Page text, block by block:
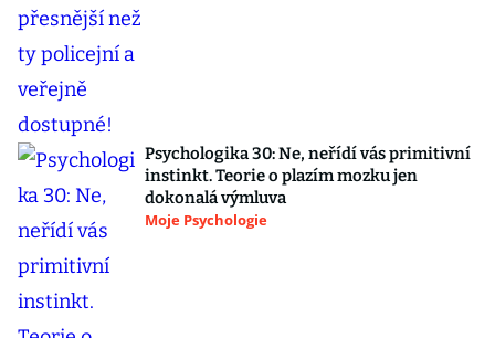
Psychologika 30: Ne, neřídí vás primitivní
instinkt. Teorie o plazím mozku jen
dokonalá výmluva
Moje Psychologie